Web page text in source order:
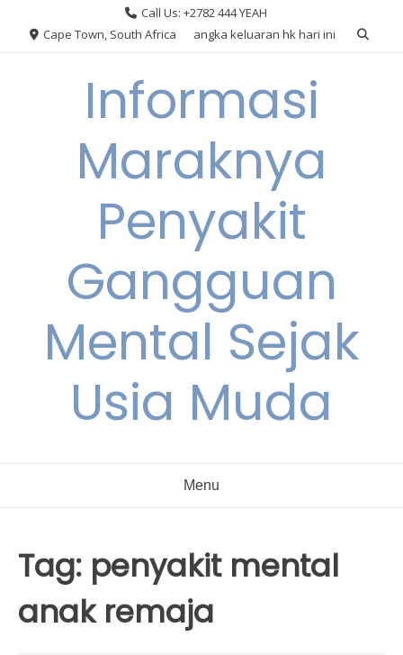
Call Us: +2782 444 YEAH
Cape Town, South Africa
angka keluaran hk hari ini
Informasi
Maraknya
Penyakit
Gangguan
Mental Sejak
Usia Muda
Menu
Tag: penyakit mental
anak remaja